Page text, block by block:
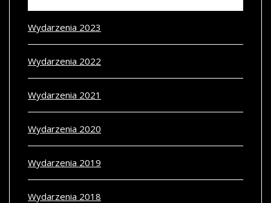
Wydarzenia 2023
Wydarzenia 2022
Wydarzenia 2021
Wydarzenia 2020
Wydarzenia 2019
Wydarzenia 2018